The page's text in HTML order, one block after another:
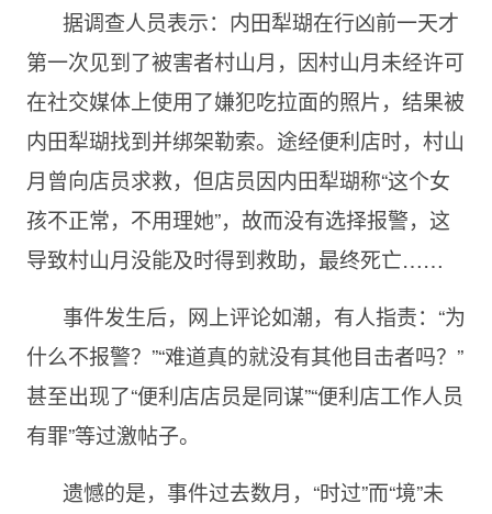
据调查人员表示：内田犁瑚在行凶前一天才
第一次见到了被害者村山月，因村山月未经许可
在社交媒体上使用了嫌犯吃拉面的照片，结果被
内田犁瑚找到并绑架勒索。途经便利店时，村山
月曾向店员求救，但店员因内田犁瑚称“这个女
孩不正常，不用理她”，故而没有选择报警，这
导致村山月没能及时得到救助，最终死亡……
事件发生后，网上评论如潮，有人指责：“为
什么不报警？”“难道真的就没有其他目击者吗？”
甚至出现了“便利店店员是同谋”“便利店工作人员
有罪”等过激帖子。
遗憾的是，事件过去数月，“时过”而“境”未